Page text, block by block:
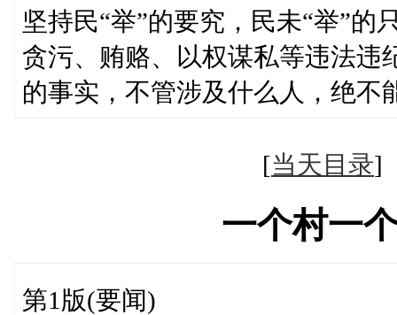
坚持民“举”的要究，民未“举”
贪污、贿赂、以权谋私等违法违
的事实，不管涉及什么人，绝不
[当天目录
一个村一
第1版(要闻)